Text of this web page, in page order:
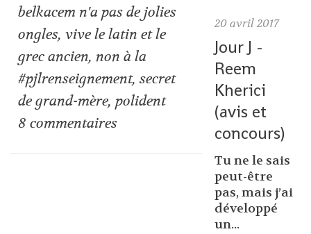
belkacem n'a pas de jolies
ongles,vive le latin et le
grec ancien, non à la
#pjlrenseignement,secret
de grand-mère,polident
8 commentaires
20 avril 2017
Jour J -
Reem
Kherici
(avis et
concours)
Tu ne le sais
peut-être
pas, mais j’ai
développé
un...